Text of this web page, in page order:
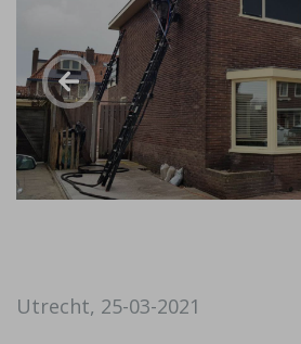
Utrecht, 25-03-2021